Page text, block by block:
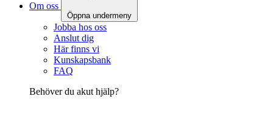
Om oss
Öppna undermeny
Jobba hos oss
Anslut dig
Här finns vi
Kunskapsbank
FAQ
Behöver du akut hjälp?